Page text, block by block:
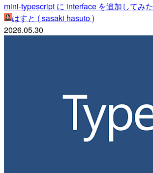
mini-typescript に interface を追加してみた
はすと ( sasaki hasuto )
2026.05.30